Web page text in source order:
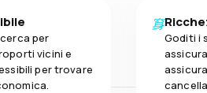
per
vicini e
per trovare
Goditi i